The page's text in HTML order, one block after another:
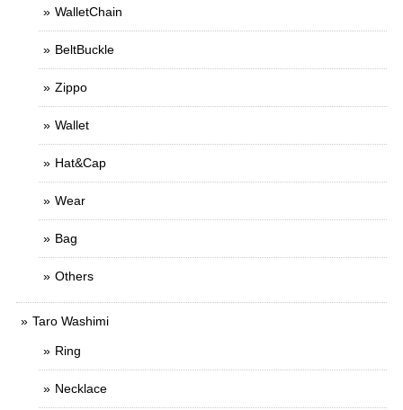
WalletChain
BeltBuckle
Zippo
Wallet
Hat&Cap
Wear
Bag
Others
Taro Washimi
Ring
Necklace